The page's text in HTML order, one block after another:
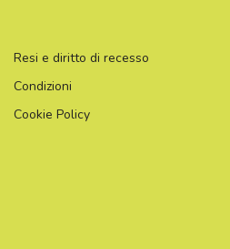
Resi e diritto di recesso
Condizioni
Cookie Policy